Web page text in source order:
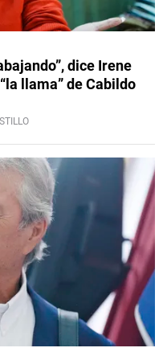
dice Irene
llama” de Cabildo